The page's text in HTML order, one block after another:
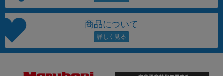
商品について